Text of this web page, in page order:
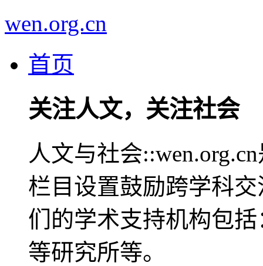
wen.org.cn
首页
关注人文，关注社会
人文与社会
栏目设置鼓励跨学科
们的学术支持机构包
等研究所等。